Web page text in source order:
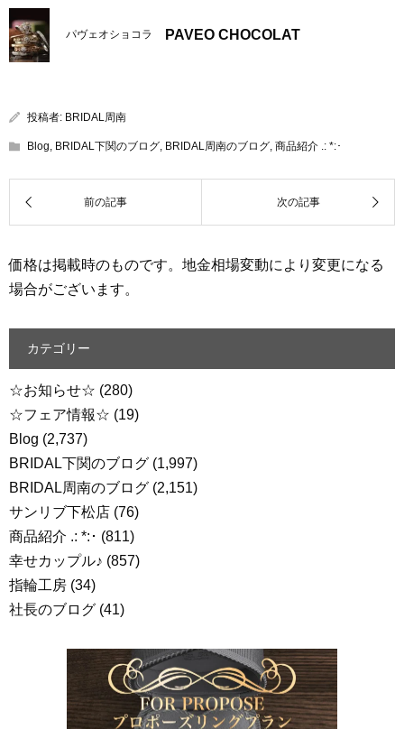
パヴェオショコラ PAVEO CHOCOLAT
投稿者: BRIDAL周南
Blog BRIDAL下関のブログ BRIDAL周南のブログ 商品紹介 .: *:･
価格は掲載時のものです。地金相場変動により変更になる
場合がございます。
カテゴリー
☆お知らせ☆ (280)
☆フェア情報☆ (19)
Blog (2,737)
BRIDAL下関のブログ (1,997)
BRIDAL周南のブログ (2,151)
サンリブ下松店 (76)
商品紹介 .: *:･ (811)
幸せカップル♪ (857)
指輪工房 (34)
社長のブログ (41)